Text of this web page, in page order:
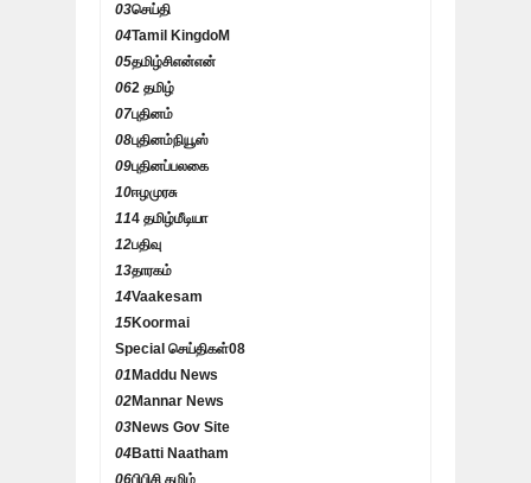
03செய்தி
04Tamil KingdoM
05தமிழ்சிஎன்என்
062 தமிழ்
07புதினம்
08புதினம்நியூஸ்
09புதினப்பலகை
10ஈழமுரசு
114 தமிழ்மீடியா
12பதிவு
13தாரகம்
14Vaakesam
15Koormai
Special செய்திகள்08
01 Maddu News
02Mannar News
03News Gov Site
04Batti Naatham
06பிபிசி தமிழ்